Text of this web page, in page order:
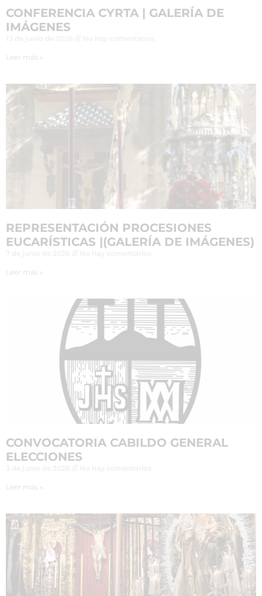
CONFERENCIA CYRTA | GALERÍA DE
IMÁGENES
Leer más »
REPRESENTACIÓN PROCESIONES
EUCARÍSTICAS |(GALERÍA DE IMÁGENES)
Leer más »
CONVOCATORIA CABILDO GENERAL
ELECCIONES
Leer más »